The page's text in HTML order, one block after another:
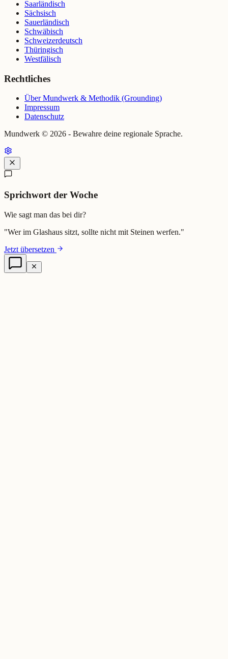
Saarländisch
Sächsisch
Sauerländisch
Schwäbisch
Schweizerdeutsch
Thüringisch
Westfälisch
Rechtliches
Über Mundwerk & Methodik (Grounding)
Impressum
Datenschutz
Mundwerk © 2026 - Bewahre deine regionale Sprache.
Sprichwort der Woche
Wie sagt man das bei dir?
"Wer im Glashaus sitzt, sollte nicht mit Steinen werfen."
Jetzt übersetzen